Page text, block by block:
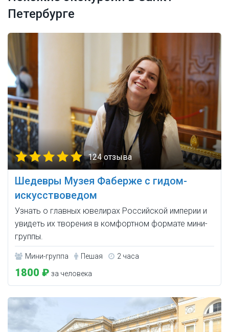
Петербурге
124 отзыва
Шедевры Музея Фаберже с гидом-
искусствоведом
Узнать о главных ювелирах Российской империи и
увидеть их творения в комфортном формате мини-
группы.
Мини-группа Пешая 2 часа
1800 ₽ за человека